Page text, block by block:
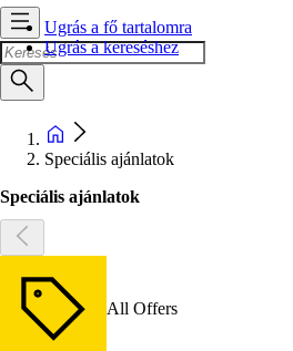
Ugrás a fő tartalomra
Ugrás a kereséshez
Speciális ajánlatok
Speciális ajánlatok
All Offers